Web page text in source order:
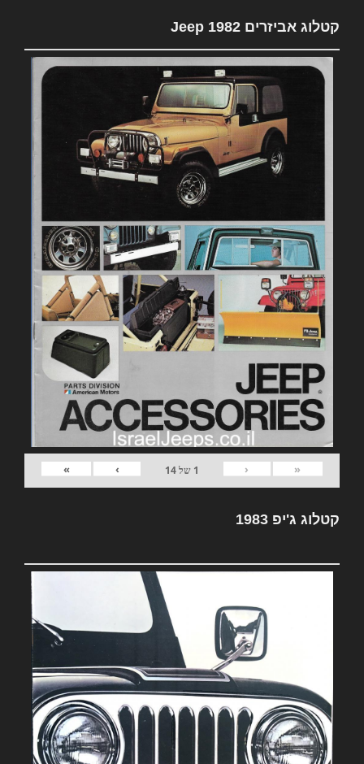
קטלוג אביזרים 1982 Jeep
«
‹
1 של14
›
»
קטלוג ג'יפ 1983